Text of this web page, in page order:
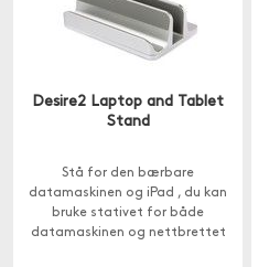
Desire2 Laptop and Tablet
Stand
Stå for den bærbare
datamaskinen og iPad , du kan
bruke stativet for både
datamaskinen og nettbrettet